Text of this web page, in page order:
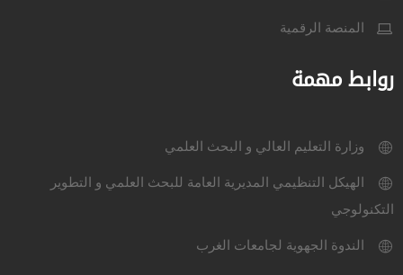
المنصة الرقمية
روابط مهمة
وزارة التعليم العالي و البحث العلمي
الهيكل التنظيمي المديرية العامة للبحث العلمي و التطوير
التكنولوجي
الندوة الجهوية لجامعات الغرب